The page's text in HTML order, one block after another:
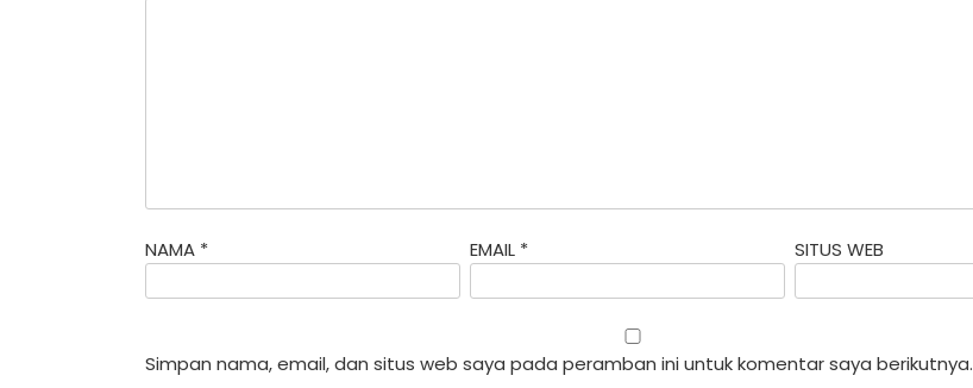
NAMA * EMAIL * SITUS WEB
Simpan nama, email, dan situs web saya pada peramban ini untuk komentar saya berikutnya.